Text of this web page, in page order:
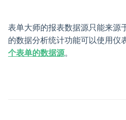
表单大师的报表数据源只能来源
的数据分析统计功能可以使用仪
个表单的数据源。